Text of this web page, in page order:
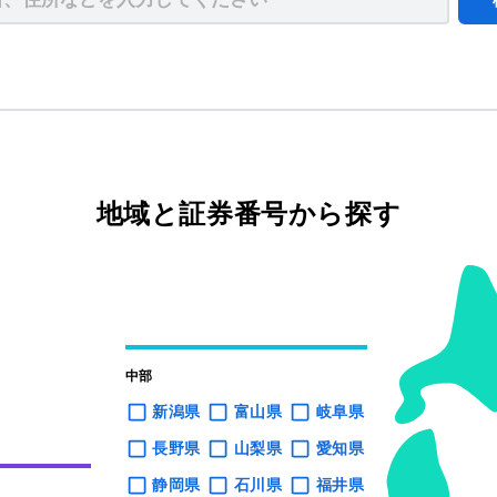
地域と証券番号から探す
中部
新潟県 富山県 岐阜県
長野県 山梨県 愛知県
静岡県 石川県 福井県